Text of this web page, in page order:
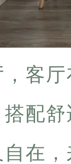
，客
搭配
自在